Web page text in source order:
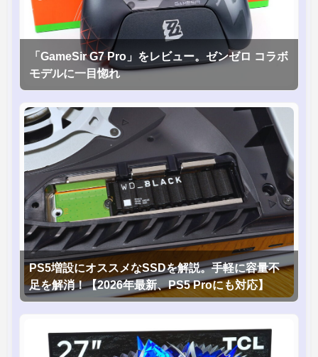
「GameSir G7 Pro」をレビュー。ゼンゼロ コラボ
モデルに一目惚れ
PS5増設にオススメなSSDを解説。手軽に容量不
足を解消！【2026年最新、PS5 Proにも対応】